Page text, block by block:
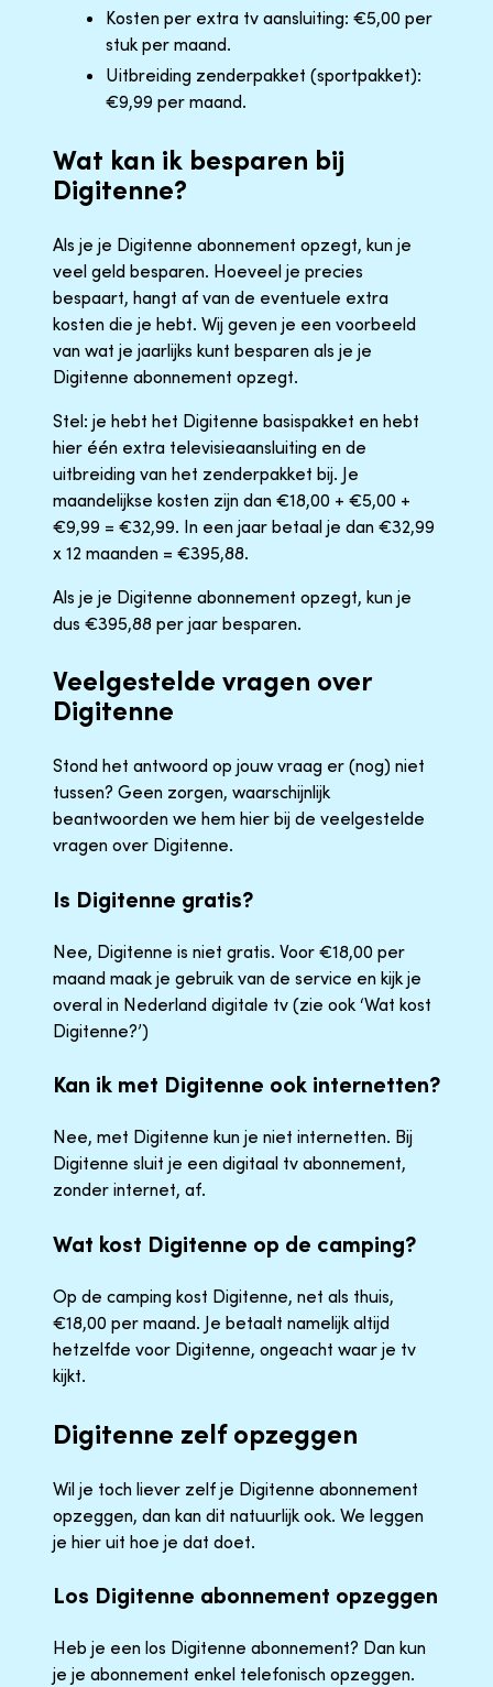
Kosten per extra tv aansluiting: €5,00 per
stuk per maand.
Uitbreiding zenderpakket (sportpakket):
€9,99 per maand.
Wat kan ik besparen bij
Digitenne?
Als je je Digitenne abonnement opzegt, kun je
veel geld besparen. Hoeveel je precies
bespaart, hangt af van de eventuele extra
kosten die je hebt. Wij geven je een voorbeeld
van wat je jaarlijks kunt besparen als je je
Digitenne abonnement opzegt.
Stel: je hebt het Digitenne basispakket en hebt
hier één extra televisieaansluiting en de
uitbreiding van het zenderpakket bij. Je
maandelijkse kosten zijn dan €18,00 + €5,00 +
€9,99 = €32,99. In een jaar betaal je dan €32,99
x 12 maanden = €395,88.
Als je je Digitenne abonnement opzegt, kun je
dus €395,88 per jaar besparen.
Veelgestelde vragen over
Digitenne
Stond het antwoord op jouw vraag er (nog) niet
tussen? Geen zorgen, waarschijnlijk
beantwoorden we hem hier bij de veelgestelde
vragen over Digitenne.
Is Digitenne gratis?
Nee, Digitenne is niet gratis. Voor €18,00 per
maand maak je gebruik van de service en kijk je
overal in Nederland digitale tv (zie ook ‘Wat kost
Digitenne?’)
Kan ik met Digitenne ook internetten?
Nee, met Digitenne kun je niet internetten. Bij
Digitenne sluit je een digitaal tv abonnement,
zonder internet, af.
Wat kost Digitenne op de camping?
Op de camping kost Digitenne, net als thuis,
€18,00 per maand. Je betaalt namelijk altijd
hetzelfde voor Digitenne, ongeacht waar je tv
kijkt.
Digitenne zelf opzeggen
Wil je toch liever zelf je Digitenne abonnement
opzeggen, dan kan dit natuurlijk ook. We leggen
je hier uit hoe je dat doet.
Los Digitenne abonnement opzeggen
Heb je een los Digitenne abonnement? Dan kun
je je abonnement enkel telefonisch opzeggen.